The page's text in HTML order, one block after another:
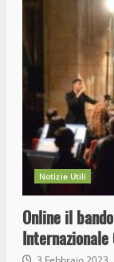
Notizie Utili
Online il